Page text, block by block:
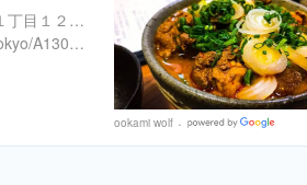
東京都豊島区南池袋１丁目１２-６ 母家ビル 1F
https://tabelog.com/tokyo/A1305/A130501/13005583/
ookami wolf
Places